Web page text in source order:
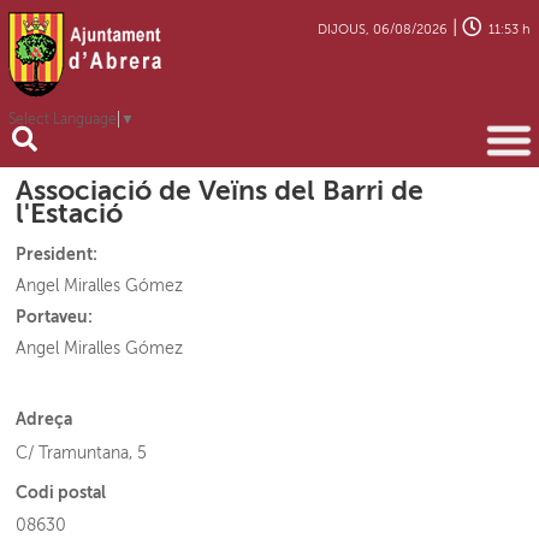
Select Language ▼
DIJOUS, 06/08/2026 11:53 h
Associació de Veïns del Barri de
l'Estació
President:
Angel Miralles Gómez
Portaveu:
Angel Miralles Gómez
Adreça
C/ Tramuntana, 5
Codi postal
08630